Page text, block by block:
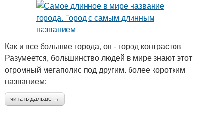
Как и все большие города, он - город контрастов
Разумеется, большинство людей в мире знают этот
огромный мегаполис под другим, более коротким
названием:
читать дальше →